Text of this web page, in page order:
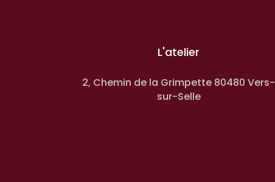
L'atelier
2, Chemin de la Grimpette 80480 Vers-
sur-Selle